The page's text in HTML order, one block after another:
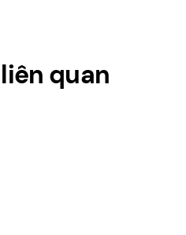
quan